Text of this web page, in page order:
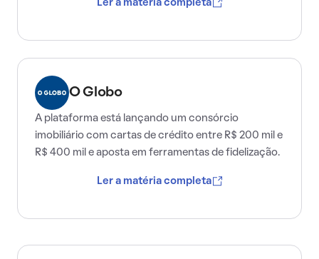
Ler a matéria completa
O Globo
A plataforma está lançando um consórcio
imobiliário com cartas de crédito entre R$ 200 mil e
R$ 400 mil e aposta em ferramentas de fidelização.
Ler a matéria completa